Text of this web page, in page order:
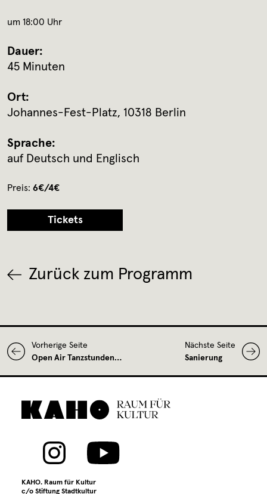
um 18:00 Uhr
Dauer:
45 Minuten
Ort:
Johannes-Fest-Platz, 10318 Berlin
Sprache:
auf Deutsch und Englisch
Preis: 6€/4€
Tickets
Zurück zum Programm
Vorherige Seite
Open Air Tanzstunden…
Nächste Seite
Sanierung
KAHO. Raum für Kultur
c/o Stiftung Stadtkultur